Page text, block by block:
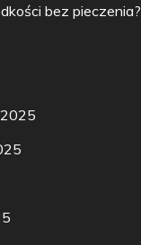
bez pieczenia?